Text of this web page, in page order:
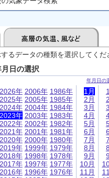
るデータの種類を選択してくだ
月日の選択
年月日の
2026年
2025年
2024年
2023年
2022年
2021年
2020年
2019年
2018年
2017年
2016年
2006年
2005年
2004年
2003年
2002年
2001年
2000年
1999年
1998年
1997年
1996年
1986年
1985年
1984年
1983年
1982年
1981年
1980年
1979年
1978年
1977年
1976年
1月
2月
3月
4月
5月
6月
7月
8月
9月
10月
11月